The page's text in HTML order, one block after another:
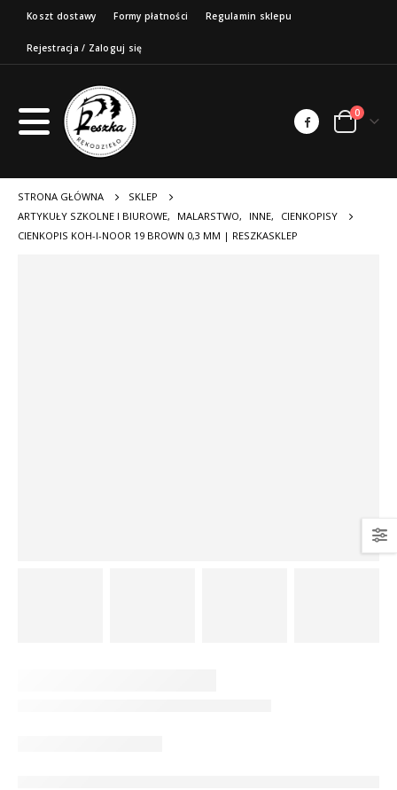
Koszt dostawy Formy płatności Regulamin sklepu
Rejestracja / Zaloguj się
0
STRONA GŁÓWNA
SKLEP
ARTYKUŁY SZKOLNE I BIUROWE, MALARSTWO, INNE,
CIENKOPISY
CIENKOPIS KOH-I-NOOR 19 BROWN 0,3 MM | RESZKASKLEP